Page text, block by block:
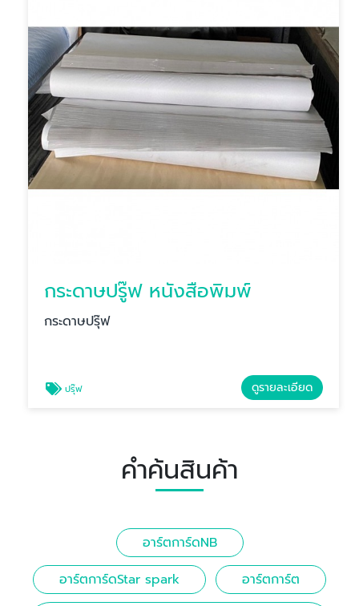
กระดาษปรู๊ฟ หนังสือพิมพ์
กระดาษปรุ๊ฟ
ปรุ๊ฟ ดูรายละเอียด
คำค้นสินค้า
อาร์ตการ์ดNB
อาร์ตการ์ดStar spark
อาร์ตการ์ต